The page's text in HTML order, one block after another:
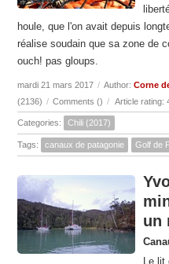
houle, que l'on avait depuis
réalise soudain que sa zone de
ouch! pas gloups.
mardi 21 mars 2017 / Author:Corne
(2136) / Comments () / Article rating:
Categories: Chili (2017)
Tags: canaux de patagonie Golf de
un
Le lit